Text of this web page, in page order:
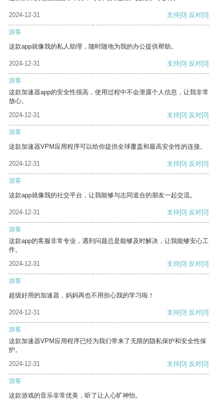
2024-12-31 支持[0] 反对[0]
游客
这款app就像我的私人助理，随时随地为我的办公提供帮助。
2024-12-31 支持[0] 反对[0]
游客
这款加速器app的安全性很高，使用过程中不会泄露个人信息，让我非常
放心。
2024-12-31
支持[0] 反对[0]
游客
这款加速器VPM应用程序可以给你提供全球覆盖和最高安全性的连接。
2024-12-31 支持[0] 反对[0]
游客
这款app就像我的社交平台，让我能够与志同道合的朋友一起交流。
2024-12-31 支持[0] 反对[0]
游客
这款app的客服非常专业，遇到问题总是能够及时解决，让我能够安心工
作。
2024-12-31
支持[0] 反对[0]
游客
超级好用的加速器，妈妈再也不用担心我的学习啦！
2024-12-31 支持[0] 反对[0]
游客
这款加速器VPM应用程序已经为我们带来了无限的隐私保护和安全性保
护。
2024-12-31
支持[0] 反对[0]
游客
这款游戏的音乐非常优美，听了让人心旷神怡。